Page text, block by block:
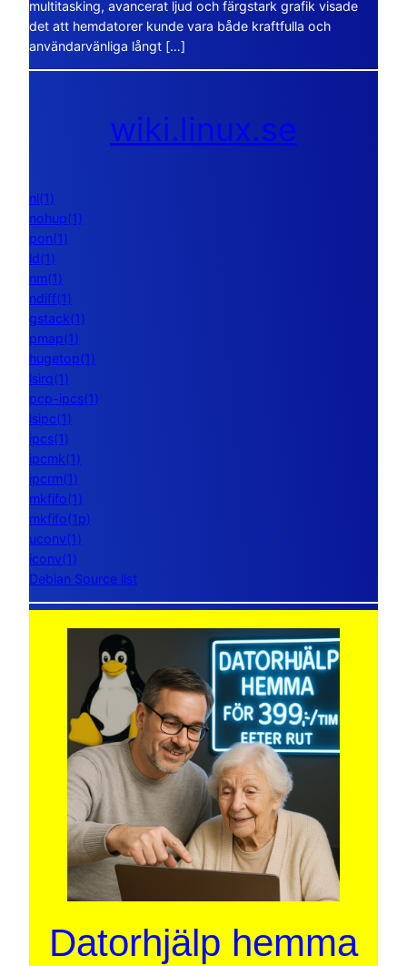
multitasking, avancerat ljud och färgstark grafik visade
det att hemdatorer kunde vara både kraftfulla och
användarvänliga långt […]
wiki.linux.se
nl(1)
nohup(1)
pon(1)
ld(1)
nm(1)
ndiff(1)
gstack(1)
pmap(1)
hugetop(1)
lsirq(1)
pcp-ipcs(1)
lsipc(1)
ipcs(1)
ipcmk(1)
ipcrm(1)
mkfifo(1)
mkfifo(1p)
uconv(1)
iconv(1)
Debian Source list
Datorhjälp hemma